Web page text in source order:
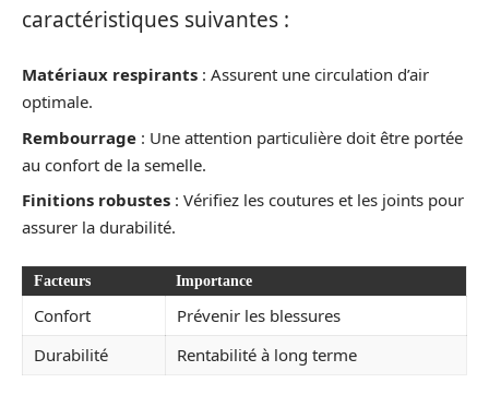
caractéristiques suivantes :
Matériaux respirants : Assurent une circulation d’air
optimale.
Rembourrage : Une attention particulière doit être portée
au confort de la semelle.
Finitions robustes : Vérifiez les coutures et les joints pour
assurer la durabilité.
Facteurs Importance
Confort
Prévenir les blessures
Durabilité
Rentabilité à long terme